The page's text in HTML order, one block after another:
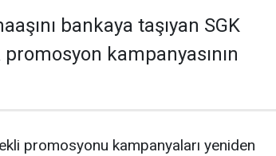
bankaya taşıyan SGK
kampanyasının
promosyonu kampanyaları yeniden